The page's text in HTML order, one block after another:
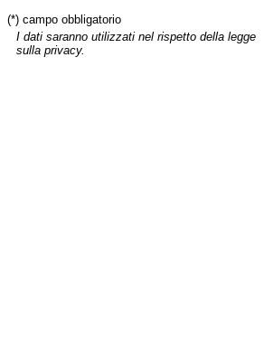
(*) campo obbligatorio
I dati saranno utilizzati nel rispetto della legge
sulla privacy.